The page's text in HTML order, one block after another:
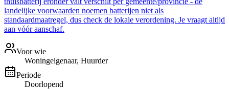
landelijke voorwaarden noemen batterijen niet als
standaardmaatregel, dus check de lokale verordening. Je vraagt altijd
aan vóór aanschaf.
Voor wie
Woningeigenaar, Huurder
Periode
Doorlopend